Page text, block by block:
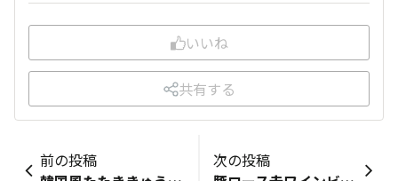
いいね
共有する
前の投稿
次の投稿